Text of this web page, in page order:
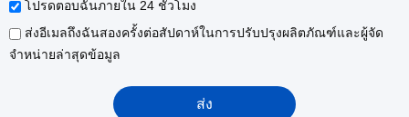
โปรดตอบฉันภายใน 24 ชั่วโมง
ส่งอีเมลถึงฉันสองครั้งต่อสัปดาห์ในการปรับปรุงผลิตภัณฑ์และผู้จัด
จำหน่ายล่าสุดข้อมูล